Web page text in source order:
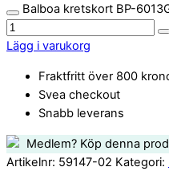
Balboa kretskort BP-
Lägg i varukorg
Fraktfritt över 800
Svea checkout
Snabb leverans
Medlem? Köp denna
Artikelnr: 59147-02 Kategori: